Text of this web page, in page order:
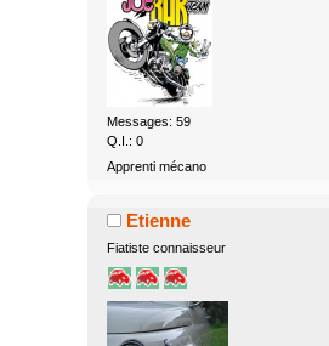
Messages: 59
Q.I.: 0
Apprenti mécano
Etienne
Fiatiste connaisseur